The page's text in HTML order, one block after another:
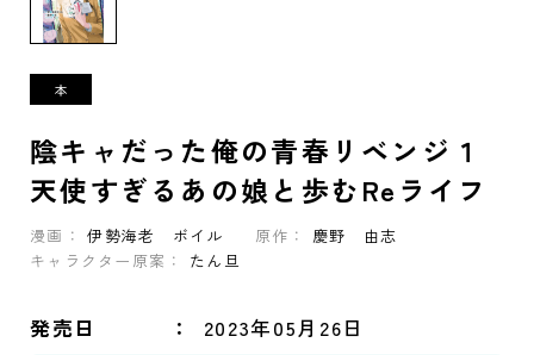
陰キャだった俺の青春リベンジ１
天使すぎるあの娘と歩むReライフ
漫画： 伊勢海老 ボイル 原作：
慶野 由志
キャラクター原案：
たん旦
発売日 2023年05月26日